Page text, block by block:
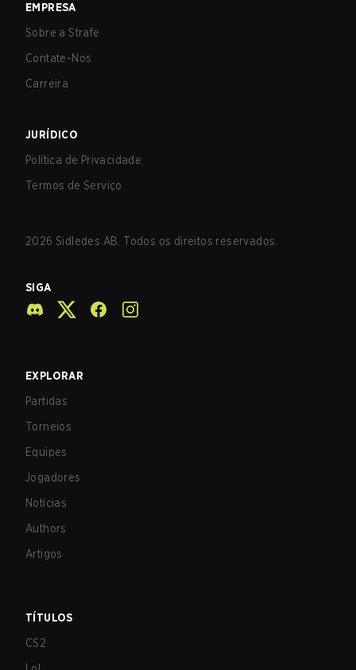
EMPRESA
Sobre a Strafe
Contate-Nos
Carreira
JURÍDICO
Política de Privacidade
Termos de Serviço
2026 Sidledes AB. Todos os direitos reservados.
SIGA
EXPLORAR
Partidas
Torneios
Equipes
Jogadores
Notícias
Authors
Artigos
TÍTULOS
CS2